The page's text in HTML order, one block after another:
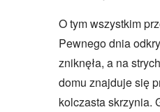
O tym wszystkim
Pewnego dnia
zniknęła, a na
domu znajduje się
kolczasta skrzynia.